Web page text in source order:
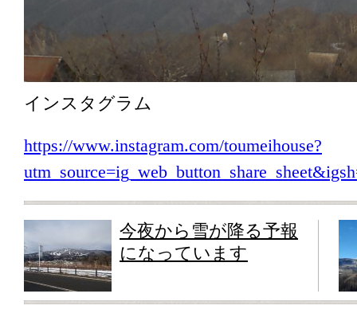
インスタグラム
https://www.instagram.com/toumeihouse?
今夜から雪が降る予報
になっています